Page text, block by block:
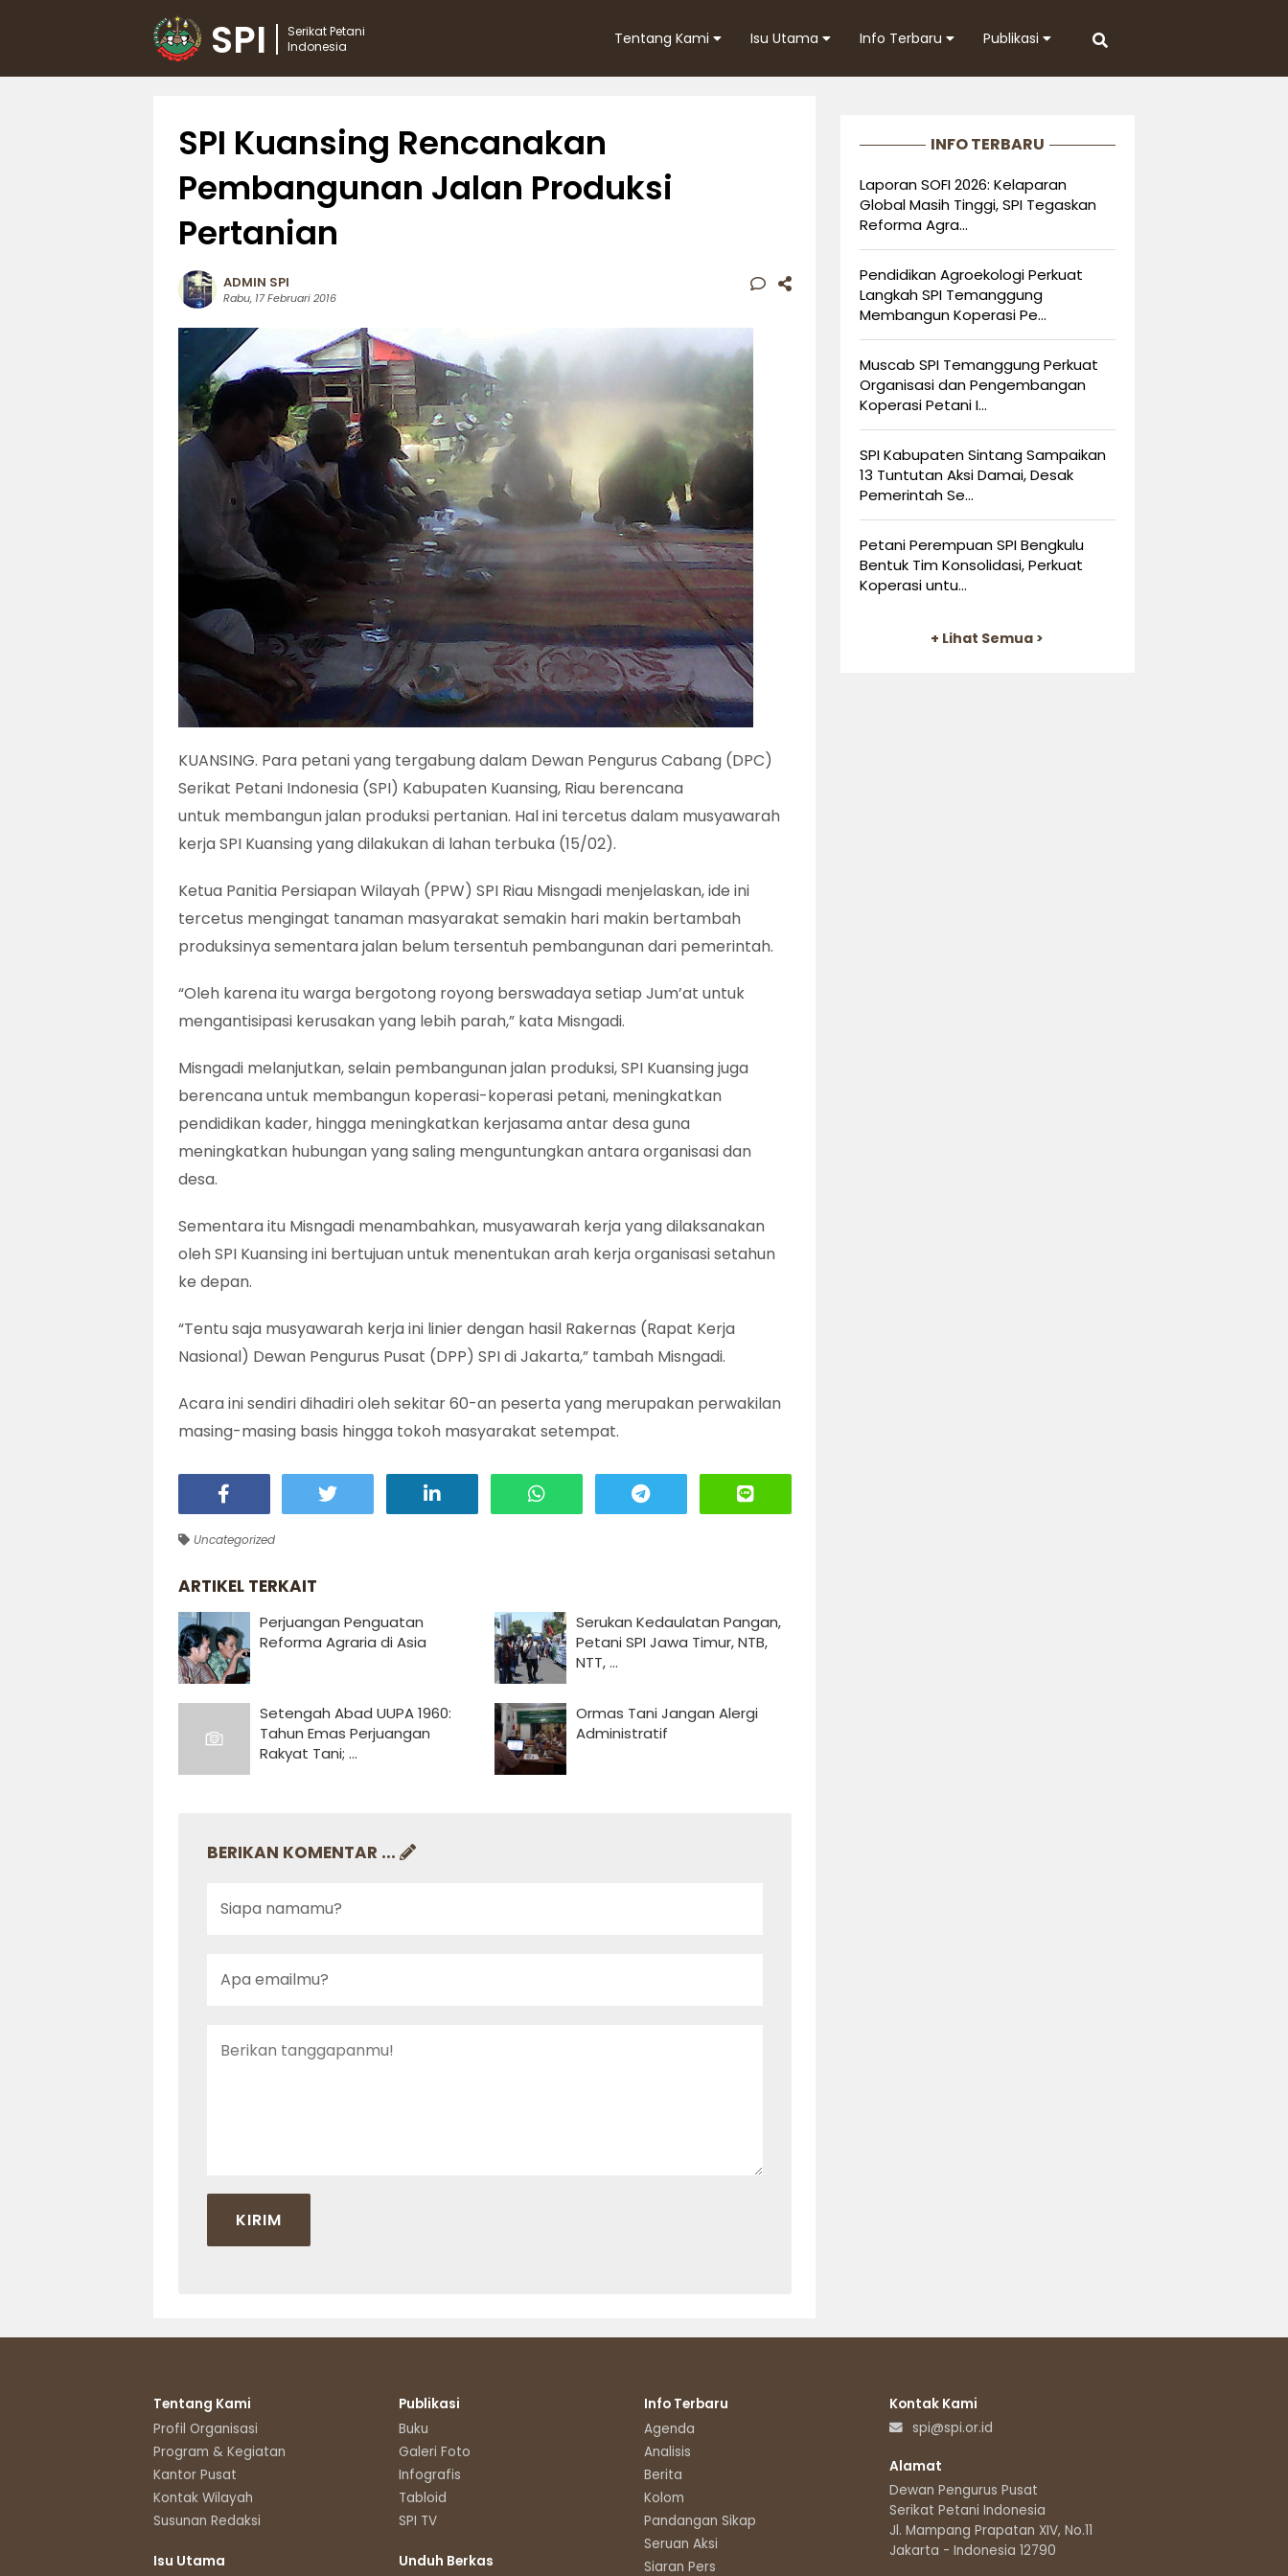
SPI
Serikat Petani
Indonesia
Tentang Kami Isu Utama Info Terbaru Publikasi
SPI Kuansing Rencanakan
Pembangunan Jalan Produksi
Pertanian
ADMIN SPI
Rabu, 17 Februari 2016
KUANSING. Para petani yang tergabung dalam Dewan Pengurus Cabang (DPC)
Serikat Petani Indonesia (SPI) Kabupaten Kuansing, Riau berencana
untuk membangun jalan produksi pertanian. Hal ini tercetus dalam musyawarah
kerja SPI Kuansing yang dilakukan di lahan terbuka (15/02).
Ketua Panitia Persiapan Wilayah (PPW) SPI Riau Misngadi menjelaskan, ide ini
tercetus mengingat tanaman masyarakat semakin hari makin bertambah
produksinya sementara jalan belum tersentuh pembangunan dari pemerintah.
“Oleh karena itu warga bergotong royong berswadaya setiap Jum’at untuk
mengantisipasi kerusakan yang lebih parah,” kata Misngadi.
Misngadi melanjutkan, selain pembangunan jalan produksi, SPI Kuansing juga
berencana untuk membangun koperasi-koperasi petani, meningkatkan
pendidikan kader, hingga meningkatkan kerjasama antar desa guna
meningkatkan hubungan yang saling menguntungkan antara organisasi dan
desa.
Sementara itu Misngadi menambahkan, musyawarah kerja yang dilaksanakan
oleh SPI Kuansing ini bertujuan untuk menentukan arah kerja organisasi setahun
ke depan.
“Tentu saja musyawarah kerja ini linier dengan hasil Rakernas (Rapat Kerja
Nasional) Dewan Pengurus Pusat (DPP) SPI di Jakarta,” tambah Misngadi.
Acara ini sendiri dihadiri oleh sekitar 60-an peserta yang merupakan perwakilan
masing-masing basis hingga tokoh masyarakat setempat.
Uncategorized
ARTIKEL TERKAIT
Perjuangan Penguatan
Reforma Agraria di Asia
Setengah Abad UUPA 1960:
Tahun Emas Perjuangan
Rakyat Tani; ...
Serukan Kedaulatan Pangan,
Petani SPI Jawa Timur, NTB,
NTT, ...
Ormas Tani Jangan Alergi
Administratif
BERIKAN KOMENTAR ...
INFO TERBARU
Laporan SOFI 2026: Kelaparan
Global Masih Tinggi, SPI Tegaskan
Reforma Agra...
Pendidikan Agroekologi Perkuat
Langkah SPI Temanggung
Membangun Koperasi Pe...
Muscab SPI Temanggung Perkuat
Organisasi dan Pengembangan
Koperasi Petani I...
SPI Kabupaten Sintang Sampaikan
13 Tuntutan Aksi Damai, Desak
Pemerintah Se...
Petani Perempuan SPI Bengkulu
Bentuk Tim Konsolidasi, Perkuat
Koperasi untu...
+ Lihat Semua >
Tentang Kami
Profil Organisasi
Program & Kegiatan
Kantor Pusat
Kontak Wilayah
Susunan Redaksi
Isu Utama
Publikasi
Buku
Galeri Foto
Infografis
Tabloid
SPI TV
Unduh Berkas
Info Terbaru
Agenda
Analisis
Berita
Kolom
Pandangan Sikap
Seruan Aksi
Siaran Pers
Kontak Kami
spi@spi.or.id
Alamat
Dewan Pengurus Pusat
Serikat Petani Indonesia
Jl. Mampang Prapatan XIV, No.11
Jakarta - Indonesia 12790